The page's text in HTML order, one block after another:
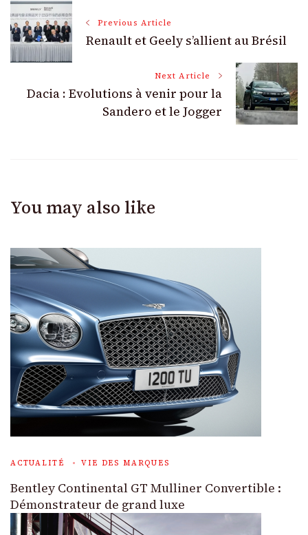
Post
Navigation
Previous Article
Renault et Geely s’allient au Brésil
Next Article
Dacia : Evolutions à venir pour la
Sandero et le Jogger
You may also like
ACTUALITÉ VIE DES MARQUES
Bentley Continental GT Mulliner Convertible :
Démonstrateur de grand luxe